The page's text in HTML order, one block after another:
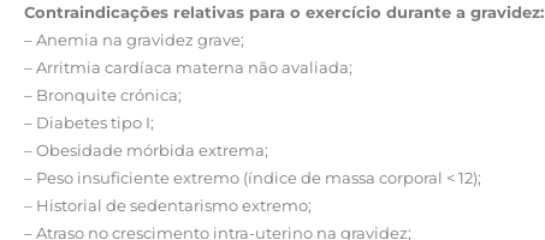
Contraindicações relativas para o exercício durante a gravidez:
– Anemia na gravidez grave;
– Arritmia cardíaca materna não avaliada;
– Bronquite crónica;
– Diabetes tipo I;
– Obesidade mórbida extrema;
– Peso insuficiente extremo (índice de massa corporal < 12);
– Historial de sedentarismo extremo;
– Atraso no crescimento intra-uterino na gravidez;